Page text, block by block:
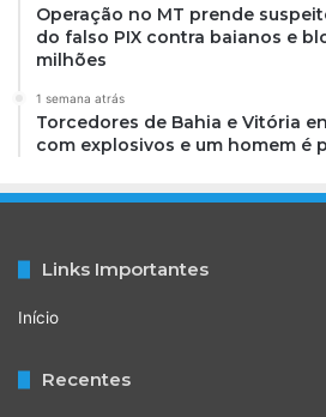
Operação no MT prende
do falso PIX contra baianos e
milhões
1 semana atrás
Torcedores de Bahia e Vitória
com explosivos e um homem é
Links Importantes
Início
Recentes